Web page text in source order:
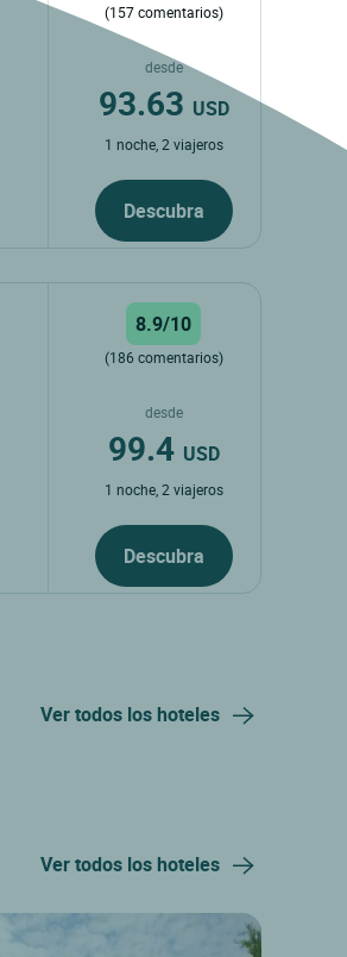
(157 comentarios)
desde
93.63 USD
1 noche, 2 viajeros
Descubra
8.9/10
(186 comentarios)
desde
99.4 USD
1 noche, 2 viajeros
Descubra
Ver todos los hoteles
Ver todos los hoteles